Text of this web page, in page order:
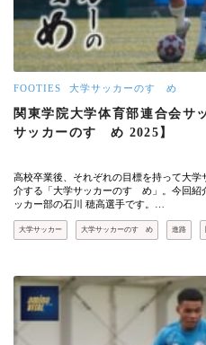
FOOTIES 大学サッカーのすゝめ
関東学院大学体育部連合会サ
サッカーのすゝめ 2025】
高校卒業後、それぞれの目標を持って大
介する「大学サッカーのすゝめ」。今回
ッカー部の石川 穂高選手です。…
大学サッカー 大学サッカーのすゝめ 進路